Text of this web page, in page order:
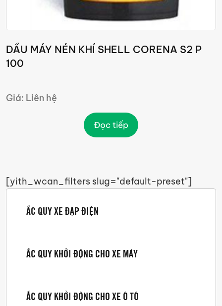
DẦU MÁY NÉN KHÍ SHELL CORENA S2 P
100
Giá: Liên hệ
Đọc tiếp
[yith_wcan_filters slug="default-preset"]
ẮC QUY XE ĐẠP ĐIỆN
ẮC QUY KHỞI ĐỘNG CHO XE MÁY
ẮC QUY KHỞI ĐỘNG CHO XE Ô TÔ